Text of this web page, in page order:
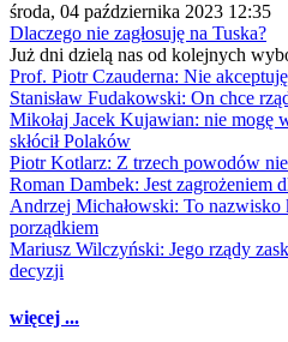
środa, 04 października 2023 12:35
Dlaczego nie zagłosuję na Tuska?
Już dni dzielą nas od kolejnych
Prof. Piotr Czauderna: Nie
Stanisław Fudakowski: On chce
Mikołaj Jacek Kujawian: nie mogę
skłócił Polaków
Piotr Kotlarz: Z trzech powodów nie
Roman Dambek: Jest zagrożeniem
Andrzej Michałowski: To
porządkiem
Mariusz Wilczyński: Jego rządy
decyzji
więcej ...